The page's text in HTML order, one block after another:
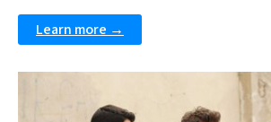
Learn more →